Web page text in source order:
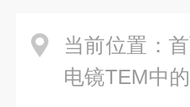
当前位置：
电镜TEM中